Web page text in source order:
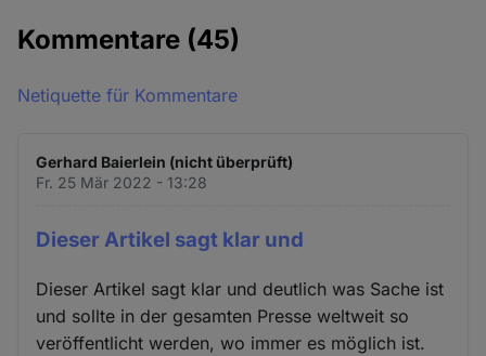
Kommentare (45)
Netiquette für Kommentare
Gerhard Baierlein (nicht überprüft)
Fr. 25 Mär 2022 - 13:28
Dieser Artikel sagt klar und
Dieser Artikel sagt klar und deutlich was Sache ist
und sollte in der gesamten Presse weltweit so
veröffentlicht werden, wo immer es möglich ist.